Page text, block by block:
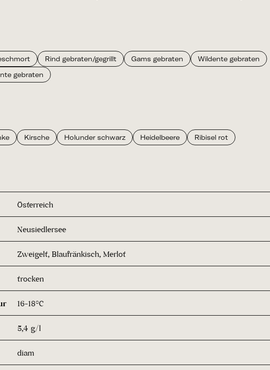
Rind gebraten/gegrillt Gams gebraten
Wildente gebraten
gebraten
Kirsche Holunder schwarz Heidelbeere Ribisel rot
Österreich
Neusiedlersee
Zweigelt, Blaufränkisch, Merlot
trocken
16-18°C
5,4 g/l
diam